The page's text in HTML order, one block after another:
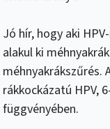
Jó hír, hogy aki
alakul ki
méhnyakrákszűrés.
rákkockázatú HPV,
függvényében.